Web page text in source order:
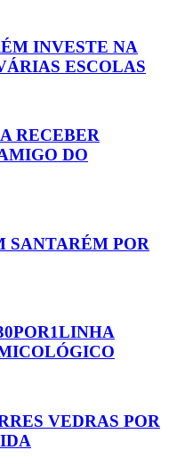
INVESTE NA
ESCOLAS
RECEBER
DO
SANTARÉM POR
VEDRAS POR